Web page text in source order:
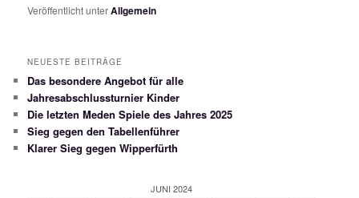
Veröffentlicht unterAllgemein
NEUESTE BEITRÄGE
Das besondere Angebot für alle
Jahresabschlussturnier Kinder
Die letzten Meden Spiele des Jahres 2025
Sieg gegen den Tabellenführer
Klarer Sieg gegen Wipperfürth
JUNI 2024